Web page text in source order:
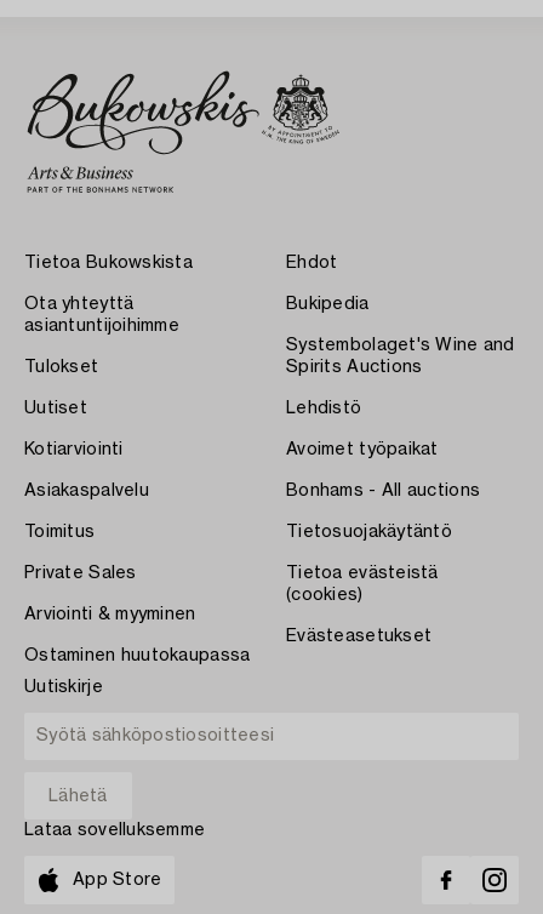
Tietoa Bukowskista
Ota yhteyttä
asiantuntijoihimme
Tulokset
Uutiset
Kotiarviointi
Asiakaspalvelu
Toimitus
Private Sales
Arviointi & myyminen
Ostaminen huutokaupassa
Ehdot
Bukipedia
Systembolaget's Wine and
Spirits Auctions
Lehdistö
Avoimet työpaikat
Bonhams - All auctions
Tietosuojakäytäntö
Tietoa evästeistä
(cookies)
Evästeasetukset
Uutiskirje
Lataa sovelluksemme
App Store